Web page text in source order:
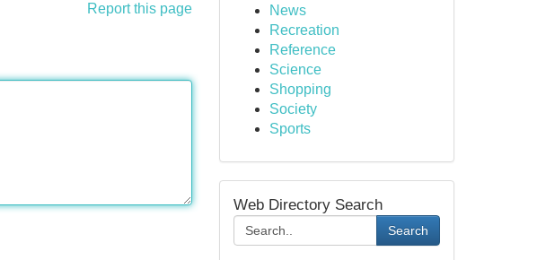
Report this page
News
Recreation
Reference
Science
Shopping
Society
Sports
Web Directory Search
Search